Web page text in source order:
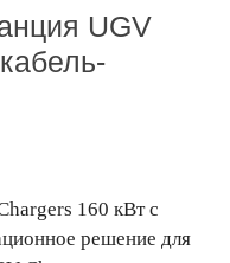
UGV
160 кВт с
решение для